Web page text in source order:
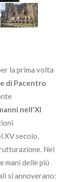
la prima volta
di Pacentro
nell'XI
XV secolo,
Nel
mani delle più
si annoverano: